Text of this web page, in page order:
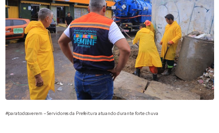
#paratodosverem – Servidores da Prefeitura atuando durante forte chuva